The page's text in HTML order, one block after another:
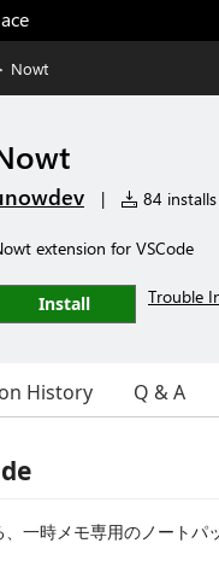
Nowt
| 84 installs
extension for VSCode
Install Trouble
History Q & A
一時メモ専用のノートパ